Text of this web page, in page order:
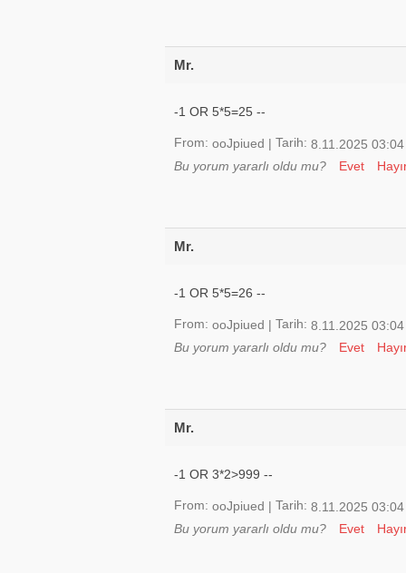
Mr.
-1 OR 5*5=25 --
From: ooJpiued | Tarih: 8.11.2025 03:04
Bu yorum yararlı oldu mu?
Evet
Mr.
-1 OR 5*5=26 --
From: ooJpiued | Tarih: 8.11.2025 03:04
Bu yorum yararlı oldu mu?
Evet
Mr.
-1 OR 3*2>999 --
From: ooJpiued | Tarih: 8.11.2025 03:04
Bu yorum yararlı oldu mu?
Evet